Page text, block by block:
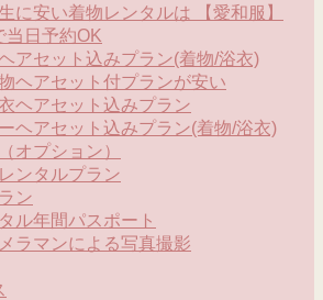
に安い着物レンタルは 【愛和服】
当日予約OK
アセット込みプラン(着物/浴衣)
ヘアセット付プランが安い
ヘアセット込みプラン
ヘアセット込みプラン(着物/浴衣)
オプション）
ンタルプラン
ン
ル年間パスポート
ラマンによる写真撮影